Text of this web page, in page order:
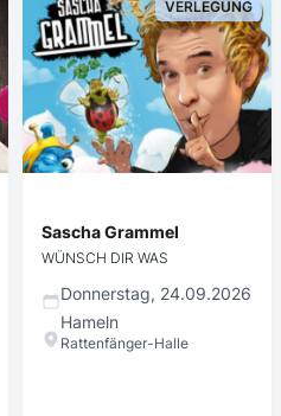
VERLEGUNG
Sascha Grammel
WÜNSCH DIR WAS
Donnerstag, 24.09.2026
Hameln
Rattenfänger-Halle